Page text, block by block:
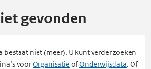
gevonden
bestaat niet (meer). U kunt verder zoeken
voorOrganisatie ofOnderwijsdata. Of